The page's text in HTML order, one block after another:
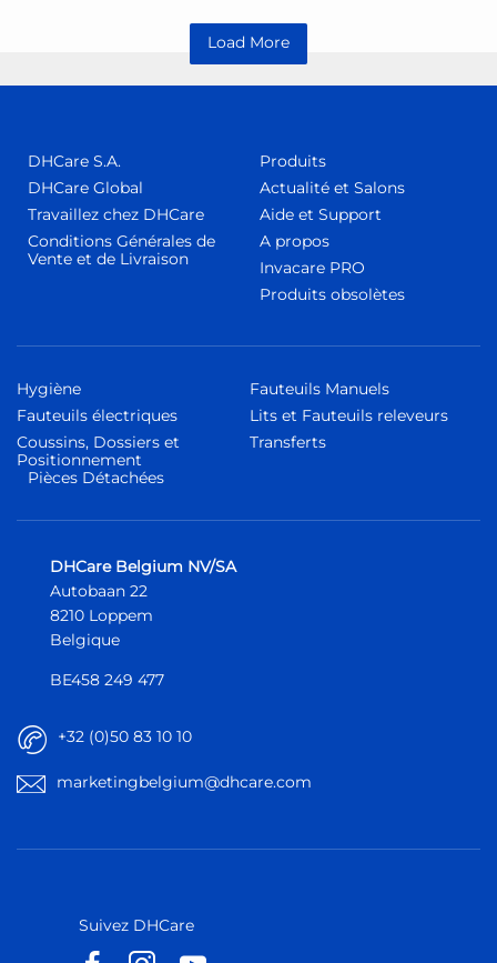
Load More
DHCare S.A.
DHCare Global
Travaillez chez DHCare
Conditions Générales de
Vente et de Livraison
Produits
Actualité et Salons
Aide et Support
A propos
Invacare PRO
Produits obsolètes
Hygiène
Fauteuils électriques
Coussins, Dossiers et
Positionnement
Fauteuils Manuels
Lits et Fauteuils releveurs
Transferts
Pièces Détachées
DHCare Belgium NV/SA
Autobaan 22
8210 Loppem
Belgique
BE458 249 477
+32 (0)50 83 10 10
marketingbelgium@dhcare.com
Suivez DHCare